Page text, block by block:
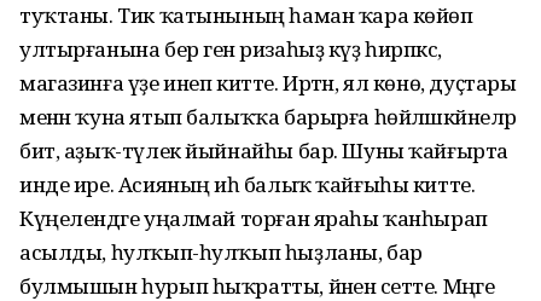
туҡтаны. Тик ҡатынының һаман ҡара көйөп
ултырғанына бер генә ризаһыҙ күҙ һирпкәс,
магазинға үҙе инеп китте. Иртән, ял көнө, дуҫтары
менән ҡуна ятып балыҡҡа барырға һөйләшкәйнеләр
бит, аҙыҡ-түлек йыйнайһы бар. Шуны ҡайғырта
инде ире. Асияның иһә балыҡ ҡайғыһы китте.
Күңелендәге уңалмай торған яраһы ҡанһырап
асылды, һулҡып-һулҡып һыҙланы, бар
булмышын һурып һыҡратты, йәнен әсетте. Мәңге